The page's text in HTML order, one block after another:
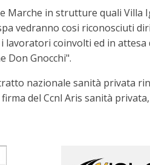
in strutture quali Villa
vedranno cosi riconosciuti
i lavoratori coinvolti ed in
Don Gnocchi".
nazionale sanità privata
del Ccnl Aris sanità